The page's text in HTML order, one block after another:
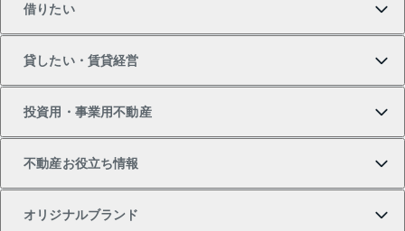
新築・分譲マンションの購入
中古マンションの購入
マンションの売却・査定
一戸建ての売却・査定
借りたい
借りたいTOP
物件を借りる
貸したい・賃貸経営
貸したいTOP
投資用・事業用不動産
不動産お役立ち情報
オリジナルブランド